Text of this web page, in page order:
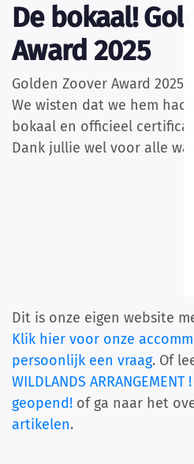
De bokaal!
Award 2025
Golden Zoover Award 2025!
We wisten dat we hem
bokaal en officieel
Dank jullie wel voor alle
Dit is onze eigen website
Klik hier voor onze
persoonlijk een vraag. Of
WILDLANDS ARRANGEMENT !
geopend! of ga naar het
artikelen.